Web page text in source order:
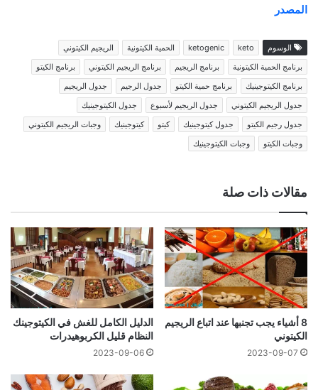
المصدر
الوسوم keto
ketogenic الحمية الكيتونية
الريجيم الكيتوني
برنامج الحمية الكيتونية
برنامج الريجيم برنامج الريجيم الكيتوني
برنامج الكيتو
برنامج الكيتوجينيك
برنامج حمية الكيتو جدول الرجيم
جدول الريجيم
جدول الريجيم الكيتوني
جدول الريجيم لأسبوع
جدول الكيتوجينيك
جدول رجيم الكيتو
جدول كيتوجينيك كيتو كيتوجينيك
وجبات الريجيم الكيتوني
وجبات الكيتو
وجبات الكيتوجينيك
مقالات ذات صلة
8 أشياء يجب تجنبها عند اتباع الريجيم
الكيتوني
2023-09-07
الدليل الكامل للغش في الكيتوجينك
النظام قليل الكربوهيدرات
2023-09-06